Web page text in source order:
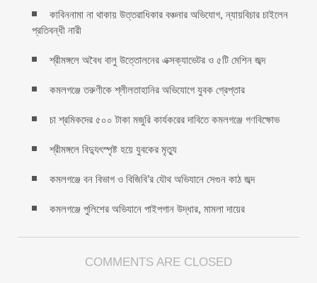
কাবিননামা না থাকায় উত্তরাধিকার বঞ্চনার অভিযোগ, ন্যায়বিচার চাইলেন
প্রতিবন্ধী নারী
শ্রীমঙ্গলে অবৈধ বালু উত্তোলনের এক্সক্যাভেটর ও ৫টি মেশিন জব্দ
কমলগঞ্জে তরুণীকে শ্লীলতাহানির অভিযোগে যুবক গ্রেপ্তার
চা শ্রমিকদের ৫০০ টাকা মজুরি কার্যকরের দাবিতে কমলগঞ্জে গণবিক্ষোভ
শ্রীমঙ্গলে বিদ্যুৎস্পৃষ্ট হয়ে যুবকের মৃত্যু
কমলগঞ্জে বন বিভাগ ও বিজিবি’র যৌথ অভিযানে সেগুন কাঠ জব্দ
কমলগঞ্জে পুলিশের অভিযানে পাইপগান উদ্ধার, মামলা দায়ের
COMMENTS ARE CLOSED